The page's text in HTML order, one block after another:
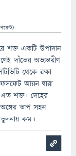
পয়েন্ট)
শক্ত একটি উপাদান
দাঁতের অভ্যন্তরীণ
থেকে রক্ষা
আয়ন দ্বারা
শক্ত। দেহের
অঙ্গের তাপ সহন
তুলনায় কম।